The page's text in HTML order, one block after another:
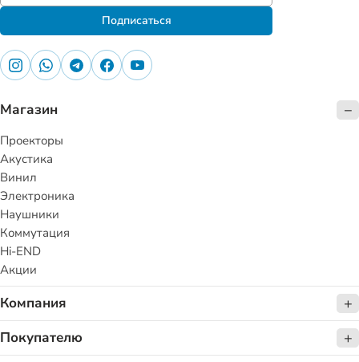
Подписаться
Магазин
Проекторы
Акустика
Винил
Электроника
Наушники
Коммутация
Hi-END
Акции
Компания
Покупателю